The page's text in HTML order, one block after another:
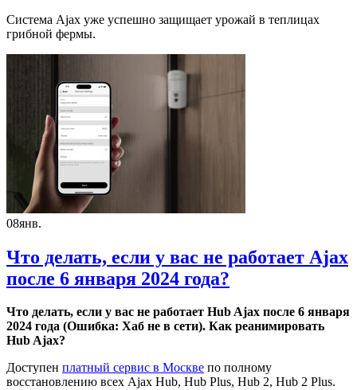
Система Ajax уже успешно защищает урожай в теплицах
грибной фермы.
08янв.
Что делать, если у вас не работает Ajax
после 6 января 2024 года​​?
Что делать, если у вас не работает Hub Ajax после 6 января
2024 года (Ошибка: Хаб не в сети). Как реанимировать
Hub Ajax?
Доступен платный сервис в Москве по полному
восстановлению всех Ajax Hub, Hub Plus, Hub 2, Hub 2 Plus.